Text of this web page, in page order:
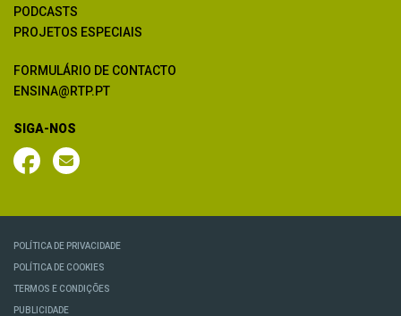
PODCASTS
PROJETOS ESPECIAIS
FORMULÁRIO DE CONTACTO
ENSINA@RTP.PT
SIGA-NOS
POLÍTICA DE PRIVACIDADE
POLÍTICA DE COOKIES
TERMOS E CONDIÇÕES
PUBLICIDADE